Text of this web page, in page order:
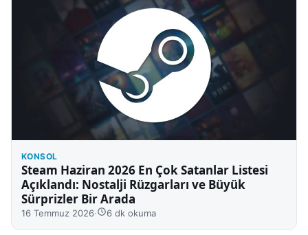
KONSOL
Steam Haziran 2026 En Çok Satanlar Listesi
Açıklandı: Nostalji Rüzgarları ve Büyük
Sürprizler Bir Arada
16 Temmuz 2026· 6 dk okuma